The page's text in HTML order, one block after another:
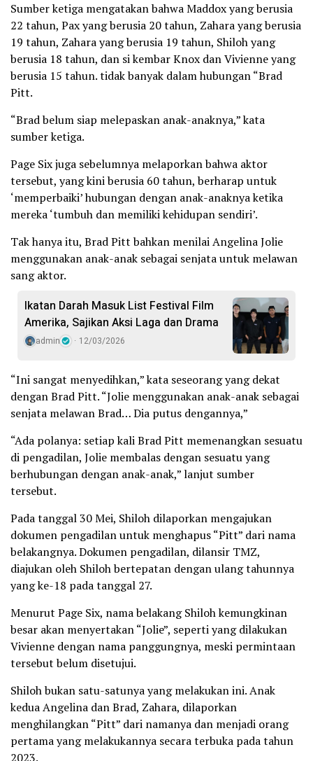
Sumber ketiga mengatakan bahwa Maddox yang berusia
22 tahun, Pax yang berusia 20 tahun, Zahara yang berusia
19 tahun, Zahara yang berusia 19 tahun, Shiloh yang
berusia 18 tahun, dan si kembar Knox dan Vivienne yang
berusia 15 tahun. tidak banyak dalam hubungan “Brad
Pitt.
“Brad belum siap melepaskan anak-anaknya,” kata
sumber ketiga.
Page Six juga sebelumnya melaporkan bahwa aktor
tersebut, yang kini berusia 60 tahun, berharap untuk
‘memperbaiki’ hubungan dengan anak-anaknya ketika
mereka ‘tumbuh dan memiliki kehidupan sendiri’.
Tak hanya itu, Brad Pitt bahkan menilai Angelina Jolie
menggunakan anak-anak sebagai senjata untuk melawan
sang aktor.
Ikatan Darah Masuk List Festival Film
Amerika, Sajikan Aksi Laga dan Drama
admin 12/03/2026
“Ini sangat menyedihkan,” kata seseorang yang dekat
dengan Brad Pitt. “Jolie menggunakan anak-anak sebagai
senjata melawan Brad… Dia putus dengannya,”
“Ada polanya: setiap kali Brad Pitt memenangkan sesuatu
di pengadilan, Jolie membalas dengan sesuatu yang
berhubungan dengan anak-anak,” lanjut sumber
tersebut.
Pada tanggal 30 Mei, Shiloh dilaporkan mengajukan
dokumen pengadilan untuk menghapus “Pitt” dari nama
belakangnya. Dokumen pengadilan, dilansir TMZ,
diajukan oleh Shiloh bertepatan dengan ulang tahunnya
yang ke-18 pada tanggal 27.
Menurut Page Six, nama belakang Shiloh kemungkinan
besar akan menyertakan “Jolie”, seperti yang dilakukan
Vivienne dengan nama panggungnya, meski permintaan
tersebut belum disetujui.
Shiloh bukan satu-satunya yang melakukan ini. Anak
kedua Angelina dan Brad, Zahara, dilaporkan
menghilangkan “Pitt” dari namanya dan menjadi orang
pertama yang melakukannya secara terbuka pada tahun
2023.